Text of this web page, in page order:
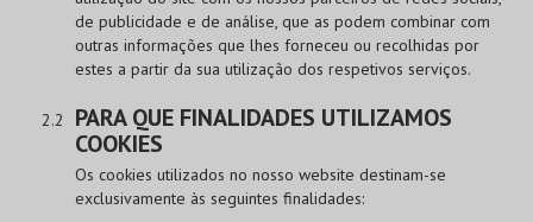
de publicidade e de análise, que as podem combinar com
outras informações que lhes forneceu ou recolhidas por
estes a partir da sua utilização dos respetivos serviços.
PARA QUE FINALIDADES UTILIZAMOS
COOKIES
Os cookies utilizados no nosso website destinam-se
exclusivamente às seguintes finalidades: